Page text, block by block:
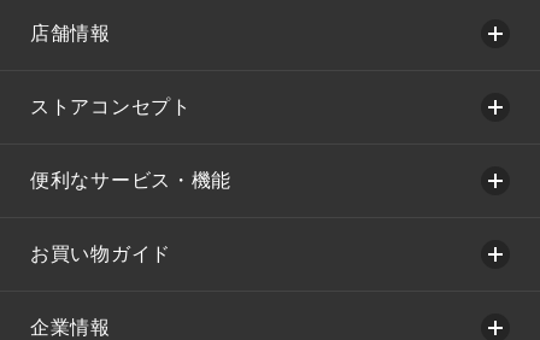
店舗情報
ストアコンセプト
便利なサービス・機能
お買い物ガイド
企業情報